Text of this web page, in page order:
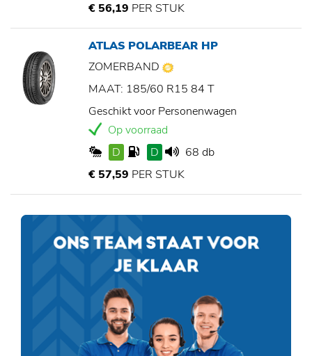
€ 56,19 PER STUK
ATLAS POLARBEAR HP
ZOMERBAND
MAAT: 185/60 R15 84 T
Geschikt voor Personenwagen
Op voorraad
D
D
68 db
€ 57,59 PER STUK